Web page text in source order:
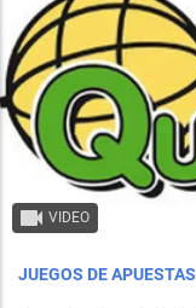
VIDEO
JUEGOS DE APUESTAS